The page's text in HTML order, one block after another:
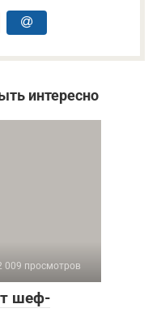
интересно
009 просмотров
шеф-